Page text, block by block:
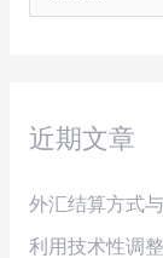
近期文章
外汇结算方式
利用技术性调